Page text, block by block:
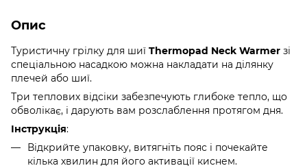
Опис
Туристичну грілку для шиї Thermopad Neck Warmer зі
спеціальною насадкою можна накладати на ділянку
плечей або шиї.
Три теплових відсіки забезпечують глибоке тепло, що
обволікає, і дарують вам розслаблення протягом дня.
Інструкція:
Відкрийте упаковку, витягніть пояс і почекайте
кілька хвилин для його активації киснем.